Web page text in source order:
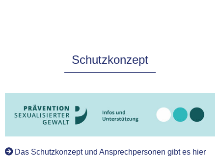
Schutzkonzept
Das Schutzkonzept und Ansprechpersonen gibt es hier